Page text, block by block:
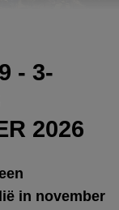
- 3-
2026
in november